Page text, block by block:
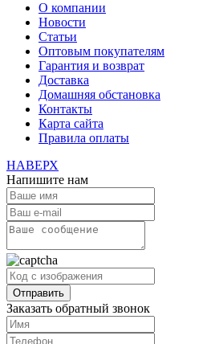
О компании
Новости
Статьи
Оптовым покупателям
Гарантия и возврат
Доставка
Домашняя обстановка
Контакты
Карта сайта
Правила оплаты
НАВЕРХ
Напишите нам
Заказать обратный звонок